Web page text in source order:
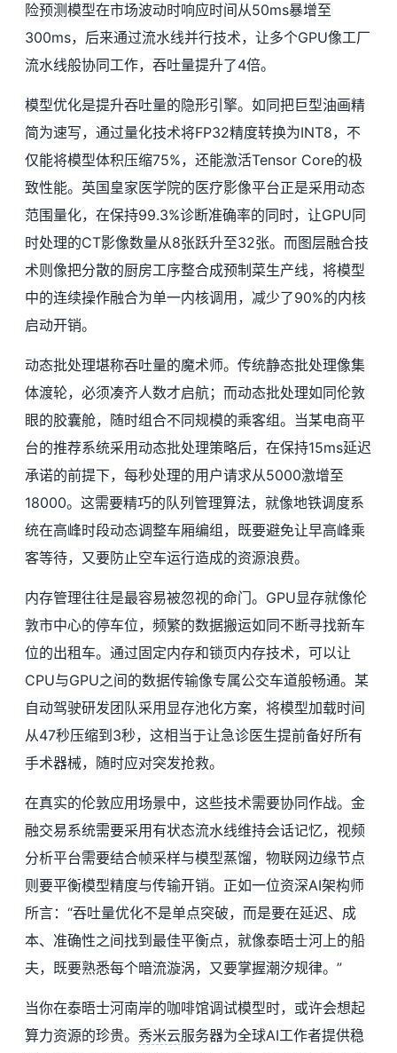
险预测模型在市场波动时响应时间从50ms暴增至
300ms，后来通过流水线并行技术，让多个GPU像工厂
流水线般协同工作，吞吐量提升了4倍。
模型优化是提升吞吐量的隐形引擎。如同把巨型油画精
简为速写，通过量化技术将FP32精度转换为INT8，不
仅能将模型体积压缩75%，还能激活Tensor Core的极
致性能。英国皇家医学院的医疗影像平台正是采用动态
范围量化，在保持99.3%诊断准确率的同时，让GPU同
时处理的CT影像数量从8张跃升至32张。而图层融合技
术则像把分散的厨房工序整合成预制菜生产线，将模型
中的连续操作融合为单一内核调用，减少了90%的内核
启动开销。
动态批处理堪称吞吐量的魔术师。传统静态批处理像集
体渡轮，必须凑齐人数才启航；而动态批处理如同伦敦
眼的胶囊舱，随时组合不同规模的乘客组。当某电商平
台的推荐系统采用动态批处理策略后，在保持15ms延迟
承诺的前提下，每秒处理的用户请求从5000激增至
18000。这需要精巧的队列管理算法，就像地铁调度系
统在高峰时段动态调整车厢编组，既要避免让早高峰乘
客等待，又要防止空车运行造成的资源浪费。
内存管理往往是最容易被忽视的命门。GPU显存就像伦
敦市中心的停车位，频繁的数据搬运如同不断寻找新车
位的出租车。通过固定内存和锁页内存技术，可以让
CPU与GPU之间的数据传输像专属公交车道般畅通。某
自动驾驶研发团队采用显存池化方案，将模型加载时间
从47秒压缩到3秒，这相当于让急诊医生提前备好所有
手术器械，随时应对突发抢救。
在真实的伦敦应用场景中，这些技术需要协同作战。金
融交易系统需要采用有状态流水线维持会话记忆，视频
分析平台需要结合帧采样与模型蒸馏，物联网边缘节点
则要平衡模型精度与传输开销。正如一位资深AI架构师
所言：“吞吐量优化不是单点突破，而是要在延迟、成
本、准确性之间找到最佳平衡点，就像泰晤士河上的船
夫，既要熟悉每个暗流漩涡，又要掌握潮汐规律。”
当你在泰晤士河南岸的咖啡馆调试模型时，或许会想起
算力资源的珍贵。 秀米云服务器为全球AI工作者提供稳